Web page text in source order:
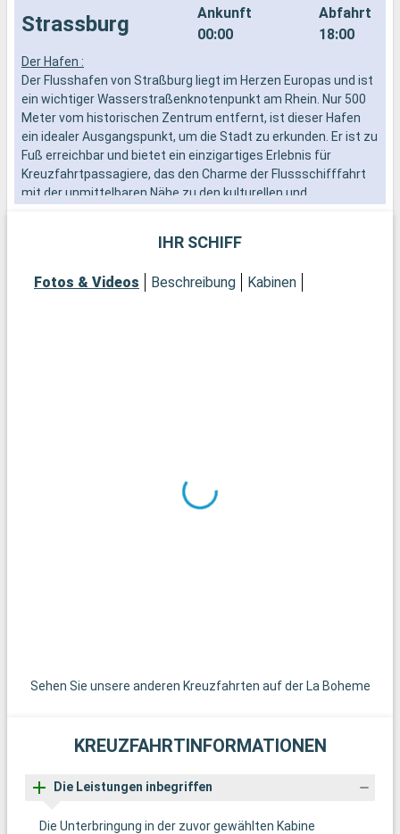
Strassburg
Ankunft
00:00
Abfahrt
18:00
Der Hafen :
Der Flusshafen von Straßburg liegt im Herzen Europas und ist
ein wichtiger Wasserstraßenknotenpunkt am Rhein. Nur 500
Meter vom historischen Zentrum entfernt, ist dieser Hafen
ein idealer Ausgangspunkt, um die Stadt zu erkunden. Er ist zu
Fuß erreichbar und bietet ein einzigartiges Erlebnis für
Kreuzfahrtpassagiere, das den Charme der Flussschifffahrt
mit der unmittelbaren Nähe zu den kulturellen und
Was kann man in Straßburg besichtigen?
es nicht versäumen, in den zahlreichen traditionellen Bistros
elsässische Spezialitäten zu probieren.
unternehmen. Die deutsche Stadt Baden-Baden schließlich
IHR SCHIFF
Fotos & Videos Beschreibung Kabinen
Sehen Sie unsere anderen Kreuzfahrten auf der La Boheme
KREUZFAHRTINFORMATIONEN
Die Leistungen inbegriffen
Die Unterbringung in der zuvor gewählten Kabine